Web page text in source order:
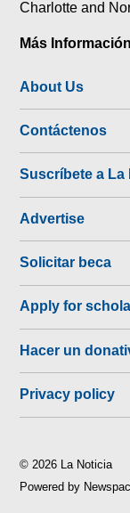
Charlotte and
Más Información
About Us
Contáctenos
Suscríbete a La
Advertise
Solicitar beca
Apply for
Hacer un
Privacy policy
© 2026 La Noticia
Powered by